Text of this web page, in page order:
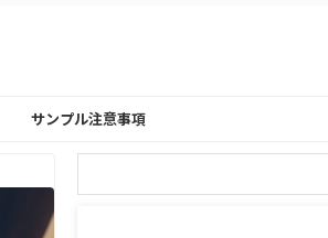
サンプル注意事項